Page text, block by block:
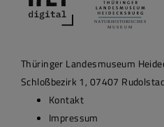
Thüringer Landesmuseum
Schloßbezirk 1, 07407
Kontakt
Impressum